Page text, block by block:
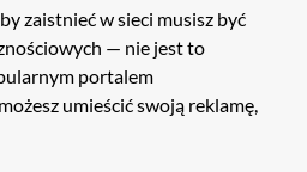
zaistnieć w sieci musisz być
— nie jest to
portalem
umieścić swoją reklamę,